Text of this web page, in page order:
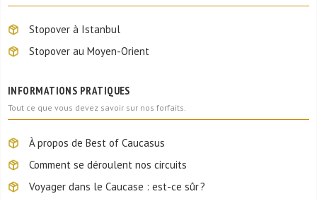
Stopover à Istanbul
Stopover au Moyen-Orient
INFORMATIONS PRATIQUES
Tout ce que vous devez savoir sur nos forfaits.
À propos de Best of Caucasus
Comment se déroulent nos circuits
Voyager dans le Caucase : est-ce sûr ?